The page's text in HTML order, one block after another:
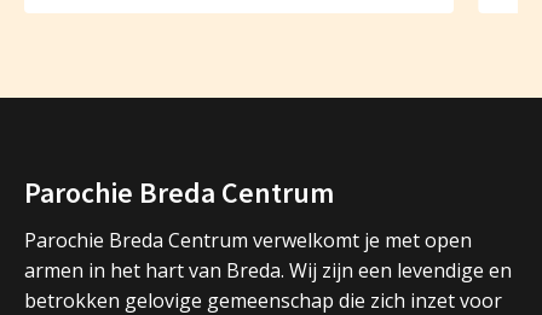
Parochie Breda Centrum
Parochie Breda Centrum verwelkomt je met open
armen in het hart van Breda. Wij zijn een levendige en
betrokken gelovige gemeenschap die zich inzet voor